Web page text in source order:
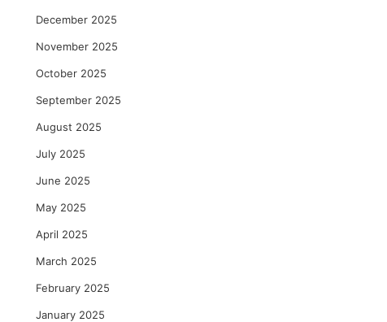
December 2025
November 2025
October 2025
September 2025
August 2025
July 2025
June 2025
May 2025
April 2025
March 2025
February 2025
January 2025